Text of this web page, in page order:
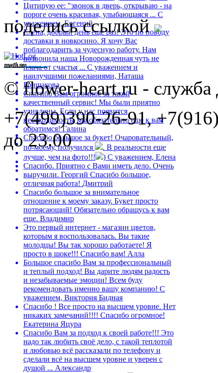
Цитирую ее: "звонок в дверь, открываю - на
пороге очень красивая, улыбающаяся ... С
уважением, Евгений
Елена, добрый день еще раз! Это по поводу
доставки в новкосино. Я хочу Вас
поблагодарить за чудесную работу. Нам
позвонила наша Новорожденная чуть не
плача от счастья ... С уважением и
наилучшими пожеланиями, Наташа
Гришакова
Спасибо Вам огромное за такой
качественный сервис! Мы были приятно
удивлены. Если у нас появится
необходимость, мы обязательно еще к вам
обратимся! Галина
Спасибо большое за букет! Очаровательный,
по-моему, получился
. В реальности еще
лучше, чем на фото!!!
) С уважением, Елена
Спасибо. Приятно с Вами иметь дело. Очень
выручили. Георгий Спасибо большое,
отличная работа! Дмитрий
Спасибо большое за внимательное
отношение к моему заказу. Букет просто
потрясающий! Обязательно обращусь к вам
еще. Владимир
Это первый интернет - магазин цветов,
которым я воспользовалась. Вы такие
молодцы! Вы так хорошо работаете! Я
просто в шоке!!! Спасибо вам! Алла
Большое спасибо Вам за профессиональный
и теплый подход! Вы дарите людям радость
и незабываемые эмоции! Всем буду
рекомендовать именно вашу компанию! С
уважением, Виктория Бидная
Спасибо ! Все просто на высшем уровне. Нет
никаких замечаний!!!! Спасибо огромное!
Екатерина Яцура
Спасибо Вам за подход к своей работе!!! Это
надо так любить своё дело, с такой теплотой
и любовью всё рассказали по телефону и
сделали всё на высшем уровне и уверен с
душой ... Александр
поделись ссылкой
© flower-heart.ru - служба
+7(499)390-26-91,
до 23.00